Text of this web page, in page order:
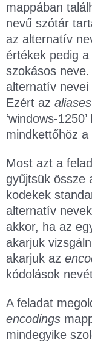
mappában
nevű szótár
az alternatív
értékek pedig
szokásos neve.
alternatív nevei
Ezért az aliases
‘windows-
mindkettőhöz a
Most azt a
gyűjtsük össze
kodekek
alternatív
akkor, ha az
akarjuk
akarjuk az
kódolások
A feladat
encodings
mindegyike